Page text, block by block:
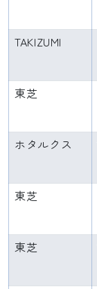
TAKIZUMI
東芝
ホタルクス
東芝
東芝